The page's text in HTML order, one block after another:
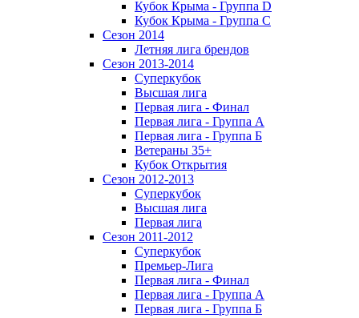
Кубок Крыма - Группа D
Кубок Крыма - Группа C
Сезон 2014
Летняя лига брендов
Сезон 2013-2014
Суперкубок
Высшая лига
Первая лига - Финал
Первая лига - Группа А
Первая лига - Группа Б
Ветераны 35+
Кубок Открытия
Сезон 2012-2013
Суперкубок
Высшая лига
Первая лига
Сезон 2011-2012
Суперкубок
Премьер-Лига
Первая лига - Финал
Первая лига - Группа А
Первая лига - Группа Б